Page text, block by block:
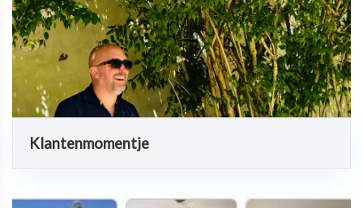
Klantenmomentje